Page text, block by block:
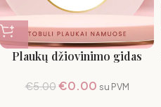
Plaukų džiovinimo gidas
€5.00€0.00 su PVM